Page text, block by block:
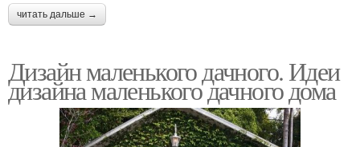
читать дальше →
Дизайн маленького дачного. Идеи
дизайна маленького дачного дома